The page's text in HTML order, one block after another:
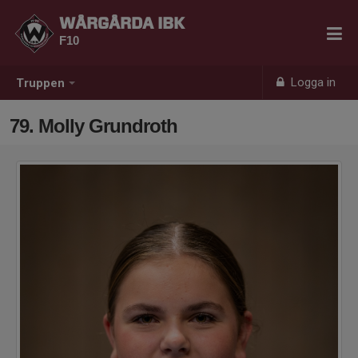
Truppen Logga in
WÅRGÅRDA IBK
F10
79. Molly Grundroth